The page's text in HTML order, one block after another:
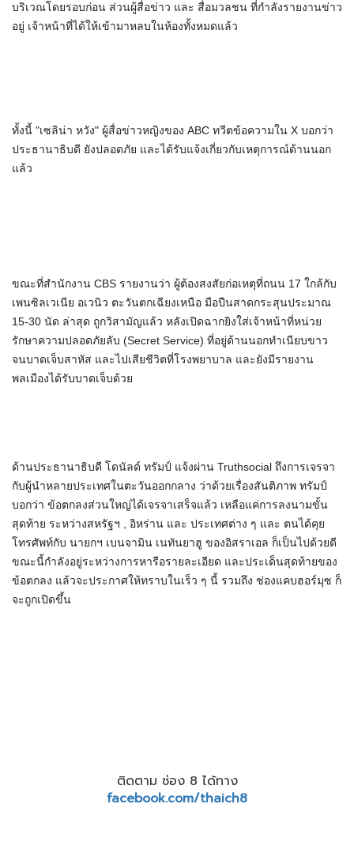
บริเวณโดยรอบก่อน ส่วนผู้สื่อข่าว และ สื่อมวลชน ที่กำลังรายงานข่าว
อยู่ เจ้าหน้าที่ได้ให้เข้ามาหลบในห้องทั้งหมดแล้ว
ทั้งนี้ "เซลิน่า หวัง" ผู้สื่อข่าวหญิงของ ABC ทวีตข้อความใน X บอกว่า
ประธานาธิบดี ยังปลอดภัย และได้รับแจ้งเกี่ยวกับเหตุการณ์ด้านนอก
แล้ว
ขณะที่สำนักงาน CBS รายงานว่า ผู้ต้องสงสัยก่อเหตุที่ถนน 17 ใกล้กับ
เพนซิลเวเนีย อเวนิว ตะวันตกเฉียงเหนือ มือปืนสาดกระสุนประมาณ
15-30 นัด ล่าสุด ถูกวิสามัญแล้ว หลังเปิดฉากยิงใส่เจ้าหน้าที่หน่วย
รักษาความปลอดภัยลับ (Secret Service) ที่อยู่ด้านนอกทำเนียบขาว
จนบาดเจ็บสาหัส และไปเสียชีวิตที่โรงพยาบาล และยังมีรายงาน
พลเมืองได้รับบาดเจ็บด้วย
ด้านประธานาธิบดี โดนัลด์ ทรัมป์ แจ้งผ่าน Truthsocial ถึงการเจรจา
กับผู้นำหลายประเทศในตะวันออกกลาง ว่าด้วยเรื่องสันติภาพ ทรัมป์
บอกว่า ข้อตกลงส่วนใหญ่ได้เจรจาเสร็จแล้ว เหลือแค่การลงนามขั้น
สุดท้าย ระหว่างสหรัฐฯ , อิหร่าน และ ประเทศต่าง ๆ และ ตนได้คุย
โทรศัพท์กับ นายกฯ เบนจามิน เนทันยาฮู ของอิสราเอล ก็เป็นไปด้วยดี
ขณะนี้กำลังอยู่ระหว่างการหารือรายละเอียด และประเด็นสุดท้ายของ
ข้อตกลง แล้วจะประกาศให้ทราบในเร็ว ๆ นี้ รวมถึง ช่องแคบฮอร์มุซ ก็
จะถูกเปิดขึ้น
ติดตาม ช่อง 8 ได้ทาง
facebook.com/thaich8